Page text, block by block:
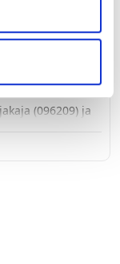
Mitat
(096209) ja